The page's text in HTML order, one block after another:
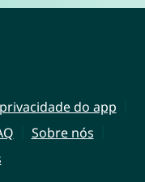
do app
Sobre nós